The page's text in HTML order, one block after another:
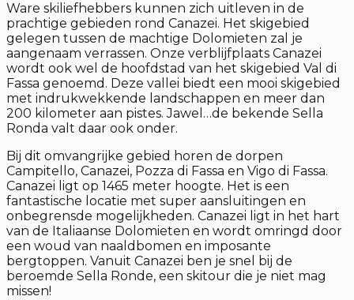
Ware skiliefhebbers kunnen zich uitleven in de
prachtige gebieden rond Canazei. Het skigebied
gelegen tussen de machtige Dolomieten zal je
aangenaam verrassen. Onze verblijfplaats Canazei
wordt ook wel de hoofdstad van het skigebied Val di
Fassa genoemd. Deze vallei biedt een mooi skigebied
met indrukwekkende landschappen en meer dan
200 kilometer aan pistes. Jawel…de bekende Sella
Ronda valt daar ook onder.
Bij dit omvangrijke gebied horen de dorpen
Campitello, Canazei, Pozza di Fassa en Vigo di Fassa.
Canazei ligt op 1465 meter hoogte. Het is een
fantastische locatie met super aansluitingen en
onbegrensde mogelijkheden. Canazei ligt in het hart
van de Italiaanse Dolomieten en wordt omringd door
een woud van naaldbomen en imposante
bergtoppen. Vanuit Canazei ben je snel bij de
beroemde Sella Ronde, een skitour die je niet mag
missen!